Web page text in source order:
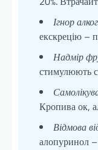
Ігнор
екскрецію –
Надмір
стимулюють
Кропива ок,
Відмова
алопуринол